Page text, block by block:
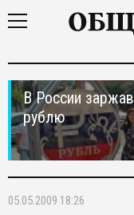
В России
рублю
05.05.2009 18:26